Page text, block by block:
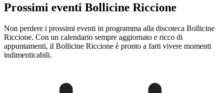
Prossimi eventi Bollicine Riccione
Non perdere i prossimi eventi in programma alla discoteca Bollicine
Riccione. Con un calendario sempre aggiornato e ricco di
appuntamenti, il Bollicine Riccione è pronto a farti vivere momenti
indimenticabili.